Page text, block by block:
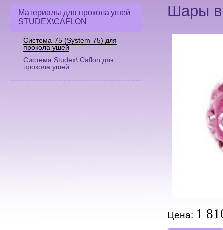
Материалы для прокола ушей
STUDEX\CAFLON
Система-75 (System-75) для
прокола ушей
Система Studex\ Caflon для
прокола ушей
Шары в
Цена: 1